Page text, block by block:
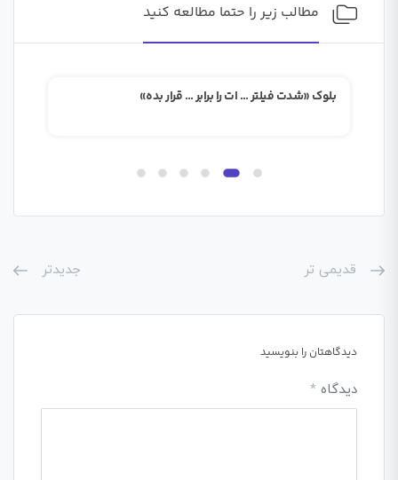
مطالب زیر را حتما مطالعه کنید
بلوک «شدت فیلتر … ات را برابر … قرار بده»
قدیمی تر جدیدتر
دیدگاهتان را بنویسید
دیدگاه *